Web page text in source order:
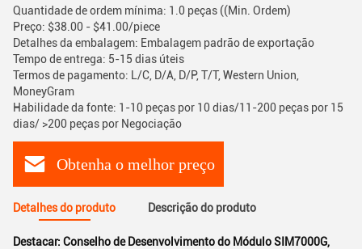
Quantidade de ordem mínima: 1.0 peças ((Min. Ordem)
Preço: $38.00 - $41.00/piece
Detalhes da embalagem: Embalagem padrão de exportação
Tempo de entrega: 5-15 dias úteis
Termos de pagamento: L/C, D/A, D/P, T/T, Western Union,
MoneyGram
Habilidade da fonte: 1-10 peças por 10 dias/11-200 peças por 15
dias/ >200 peças por Negociação
Obtenha o melhor preço
Detalhes do produto Descrição do produto
Destacar: Conselho de Desenvolvimento do Módulo SIM7000G,